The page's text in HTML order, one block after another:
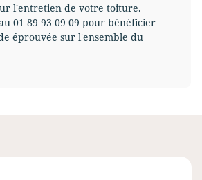
l'entretien de votre toiture.
01 89 93 09 09 pour bénéficier
éprouvée sur l'ensemble du